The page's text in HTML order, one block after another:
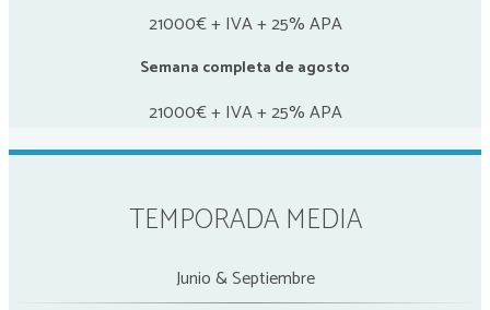
21000€ + IVA + 25% APA
Semana completa de agosto
21000€ + IVA + 25% APA
TEMPORADA MEDIA
Junio & Septiembre